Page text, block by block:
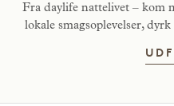
Fra daylife nattelivet – kom
lokale smagsoplevelser,